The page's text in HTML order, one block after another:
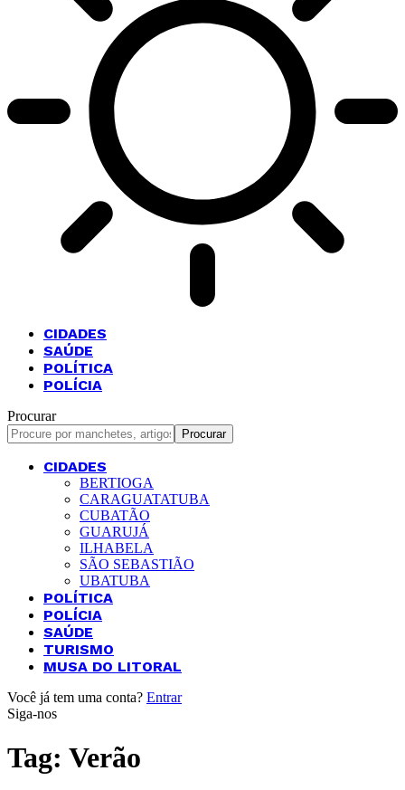
CIDADES
SAÚDE
POLÍTICA
POLÍCIA
Procurar
CIDADES
BERTIOGA
CARAGUATATUBA
CUBATÃO
GUARUJÁ
ILHABELA
SÃO SEBASTIÃO
UBATUBA
POLÍTICA
POLÍCIA
SAÚDE
TURISMO
MUSA DO LITORAL
Você já tem uma conta? Entrar
Siga-nos
Tag: Verão